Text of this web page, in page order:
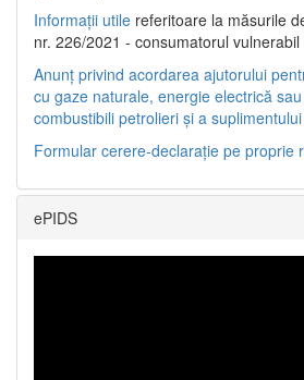
Informații utile referitoare la măsurile
nr. 226/2021 - consumatorul vulnerabil
Anunț privind acordarea ajutorului
cu gaze naturale, energie electrică
combustibili petrolieri și a
Formular cerere-declarație pe proprie
ePIDS